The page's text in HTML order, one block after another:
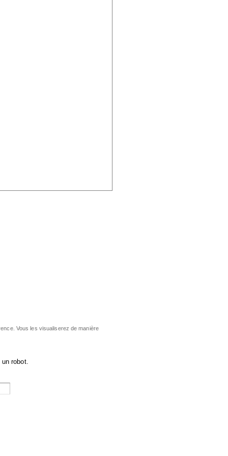
Vous les visualiserez de manière
robot.